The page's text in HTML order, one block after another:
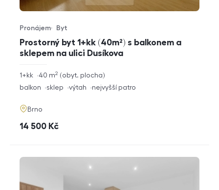
Prostorný byt 1+kk (40m²) s balkonem a
sklepem na ulici Dusíkova
Typ nabídky
Pronájem
Typ nemovitosti
Byt
rozměry
1+kk obyt. plocha
40 m2
funkce
balkon sklep výtah nejvyšší patro
adresa
Brno
cena
14 500 Kč